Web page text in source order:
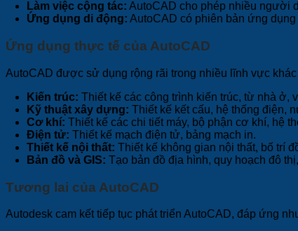
Làm việc cộng tác: AutoCAD cho phép nhiều người
Ứng dụng di động: AutoCAD có phiên bản ứng
Ứng dụng thực tế của AutoCAD
AutoCAD được sử dụng rộng rãi trong nhiều lĩnh vực khác
Kiến trúc: Thiết kế các công trình kiến trúc, từ nhà ở,
Kỹ thuật xây dựng: Thiết kế kết cấu, hệ thống điện,
Cơ khí: Thiết kế các chi tiết máy, bộ phận cơ khí, hệ
Điện tử: Thiết kế mạch điện tử, bảng mạch in.
Thiết kế nội thất: Thiết kế không gian nội thất, bố trí
Bản đồ và GIS: Tạo bản đồ địa hình, quy hoạch đô
Tương lai của AutoCAD
Autodesk cam kết tiếp tục phát triển AutoCAD, đáp ứng